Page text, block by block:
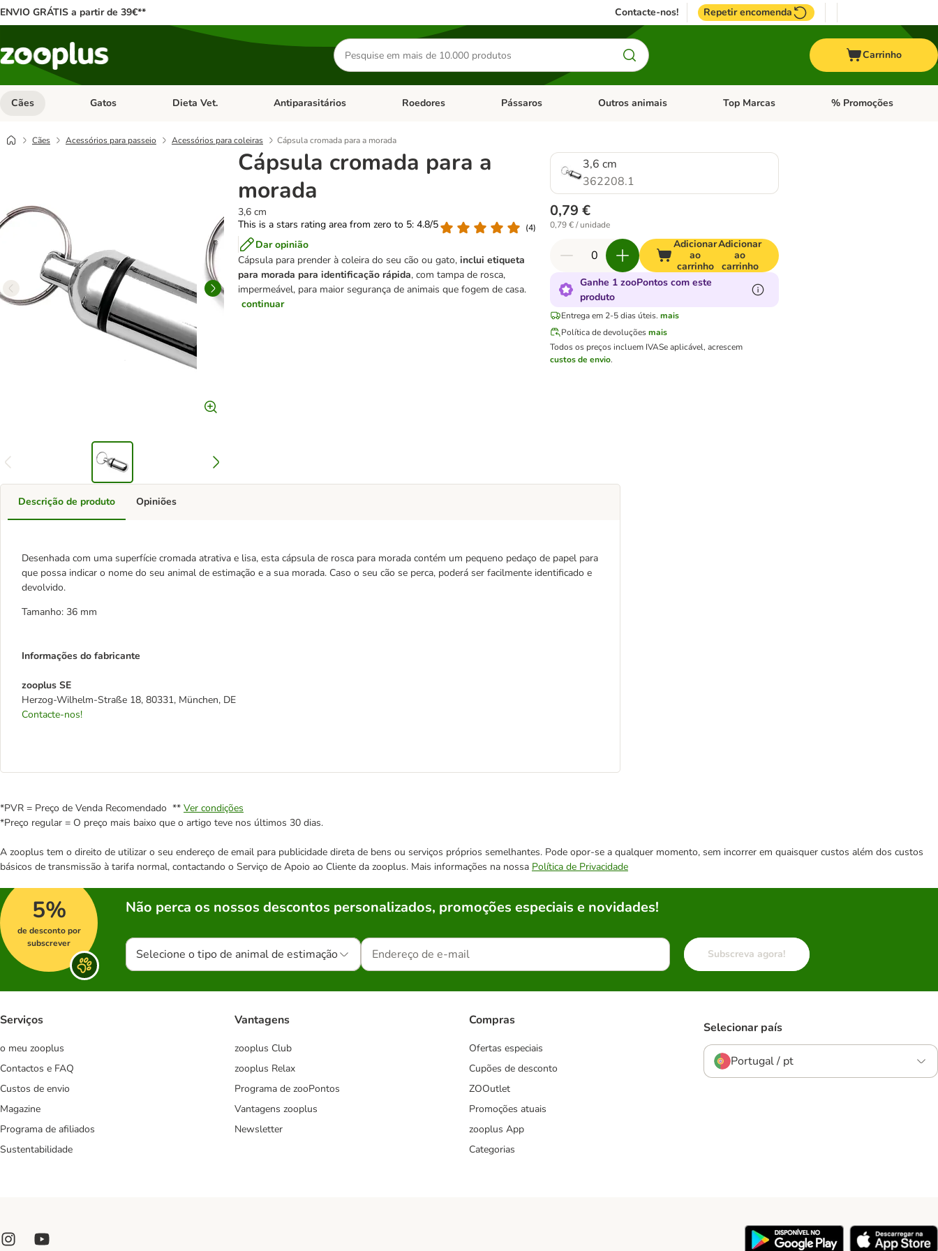
ENVIO GRÁTIS a partir de 39€** Contacte-nos! Repetir encomenda
Pesquisar
produtos
Carrinho
Cães Abrir menu de categoria: Cães
Gatos Abrir menu de categoria: Gatos
Dieta Vet. Abrir menu de categoria: Dieta Vet.
Antiparasitários Abrir menu de categoria: Antiparasitários
Roedores Abrir menu de categoria: Roedores
Pássaros Abrir menu de categoria: Pássaros
Outros animais Abrir menu de categoria: Outros animais
Top Marcas Abrir menu de categoria:
% Promoções
Cães Acessórios para passeio Acessórios para coleiras Cápsula cromada para a morada
Cápsula cromada para a
morada
3,6 cm
This is a stars rating area from zero to 5: 4.8/5
(4)
Dar opinião
Cápsula para prender à coleira do seu cão ou gato,inclui etiqueta
para morada para identificação rápida, com tampa de rosca,
impermeável, para maior segurança de animais que fogem de casa.
continuar
3,6 cm
362208.1
0,79 €
0,79 € / unidade
Adicionar
ao
carrinho
Adicionar
ao
carrinho
Ganhe 1 zooPontos com este
produto
Entrega em 2-5 dias úteis. mais
Política de devoluções mais
Todos os preços incluem IVASe aplicável, acrescem
custos de envio.
Descrição de produto
Desenhada com uma superfície cromada atrativa e lisa, esta cápsula de rosca para morada contém um pequeno pedaço de papel para
que possa indicar o nome do seu animal de estimação e a sua morada. Caso o seu cão se perca, poderá ser facilmente identificado e
devolvido.
Tamanho: 36 mm
Informações do fabricante
zooplus SE
Herzog-Wilhelm-Straße 18, 80331, München, DE
Contacte-nos!
Opiniões
*PVR = Preço de Venda Recomendado ** Ver condições
*Preço regular = O preço mais baixo que o artigo teve nos últimos 30 dias.
A zooplus tem o direito de utilizar o seu endereço de email para publicidade direta de bens ou serviços próprios semelhantes. Pode opor-se a qualquer momento, sem incorrer em quaisquer custos além dos custos
básicos de transmissão à tarifa normal, contactando o Serviço de Apoio ao Cliente da zooplus. Mais informações na nossa Política de Privacidade
5%
de desconto por
subscrever
Não perca os nossos descontos personalizados, promoções especiais e novidades!
Selecione o tipo de animal de estimação Subscreva agora!
Serviços
o meu zooplus
Contactos e FAQ
Custos de envio
Magazine
Programa de afiliados
Sustentabilidade
Vantagens
zooplus Club
zooplus Relax
Programa de zooPontos
Vantagens zooplus
Newsletter
Compras
Ofertas especiais
Cupões de desconto
ZOOutlet
Promoções atuais
zooplus App
Categorias
Selecionar país
Portugal / pt